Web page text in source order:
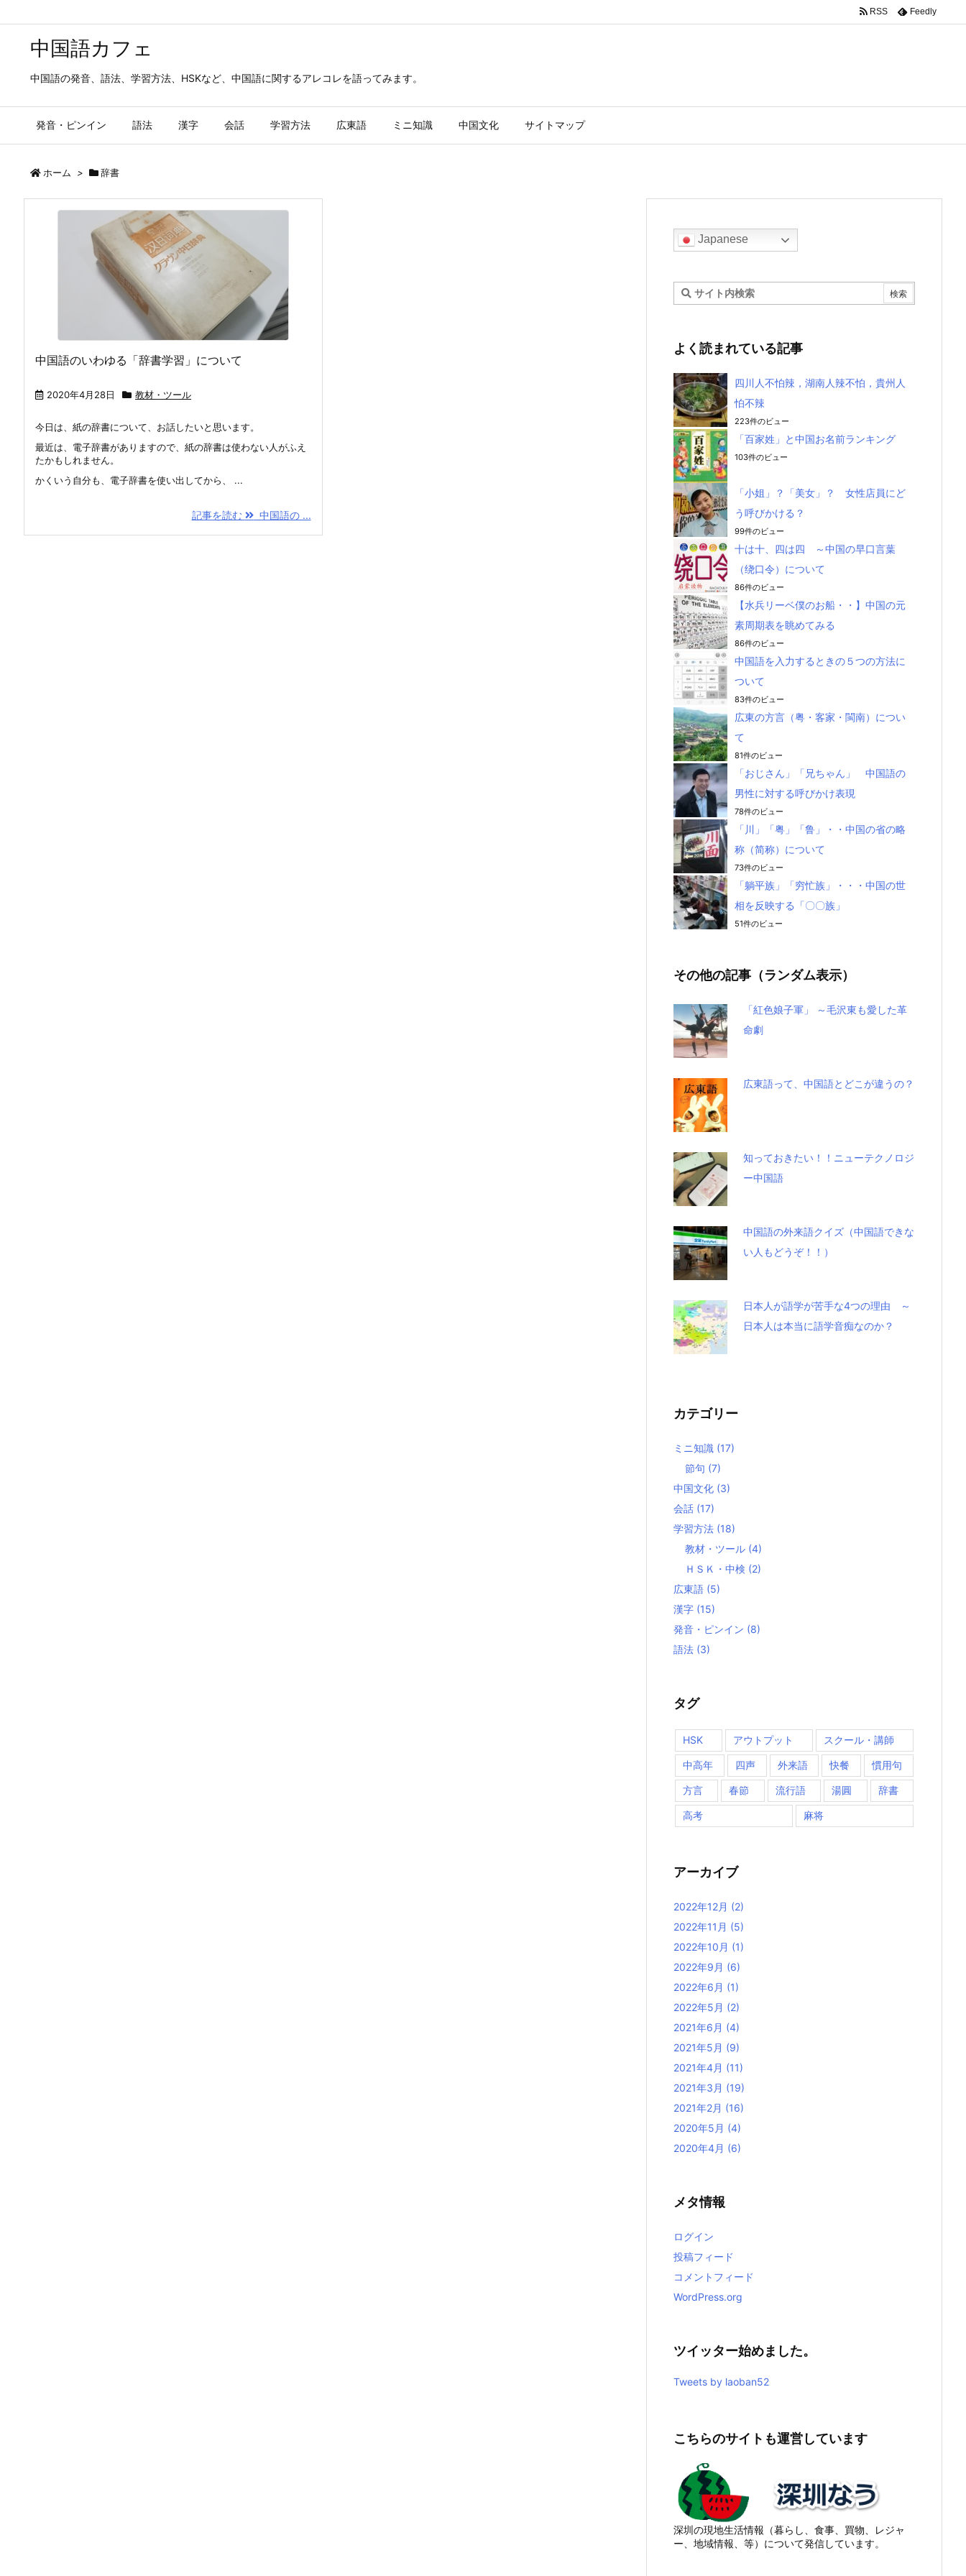
中国語カフェ
中国語の発音、語法、学習方法、HSKなど、中国語に関するアレコレを語ってみます。
発音・ピンイン 語法 漢字 会話 学習方法 広東語 ミニ知識 中国文化 サイトマップ
RSS Feedly
ホーム > 辞書
中国語のいわゆる「辞書学習」について
2020年4月28日 教材・ツール
今日は、紙の辞書について、お話したいと思います。
最近は、電子辞書がありますので、紙の辞書は使わない人がふえ
たかもしれません。
かくいう自分も、電子辞書を使い出してから、 ...
記事を読む 中国語の ...
Japanese
よく読まれている記事
四川人不怕辣，湖南人辣不怕，貴州人
怕不辣
223件のビュー
「百家姓」と中国お名前ランキング
103件のビュー
「小姐」？「美女」？ 女性店員にど
う呼びかける？
99件のビュー
十は十、四は四 ～中国の早口言葉
（绕口令）について
86件のビュー
【水兵リーベ僕のお船・・】中国の元
素周期表を眺めてみる
86件のビュー
中国語を入力するときの５つの方法に
ついて
83件のビュー
広東の方言（粤・客家・閩南）につい
て
81件のビュー
「おじさん」「兄ちゃん」 中国語の
男性に対する呼びかけ表現
78件のビュー
「川」「粤」「鲁」・・中国の省の略
称（简称）について
73件のビュー
「躺平族」「穷忙族」・・・中国の世
相を反映する「〇〇族」
51件のビュー
その他の記事（ランダム表示）
「紅色娘子軍」 ～毛沢東も愛した革
命劇
広東語って、中国語とどこが違うの？
知っておきたい！！ニューテクノロジ
ー中国語
中国語の外来語クイズ（中国語できな
い人もどうぞ！！）
日本人が語学が苦手な4つの理由 ～
日本人は本当に語学音痴なのか？
カテゴリー
ミニ知識 (17)
節句 (7)
中国文化 (3)
会話 (17)
学習方法 (18)
教材・ツール (4)
ＨＳＫ・中検 (2)
広東語 (5)
漢字 (15)
発音・ピンイン (8)
語法 (3)
タグ
HSK アウトプット スクール・講師
中高年 四声 外来語 快餐 慣用句
方言 春節 流行語 湯圓 辞書
高考 麻将
アーカイブ
2022年12月 (2)
2022年11月 (5)
2022年10月 (1)
2022年9月 (6)
2022年6月 (1)
2022年5月 (2)
2021年6月 (4)
2021年5月 (9)
2021年4月 (11)
2021年3月 (19)
2021年2月 (16)
2020年5月 (4)
2020年4月 (6)
メタ情報
ログイン
投稿フィード
コメントフィード
WordPress.org
ツイッター始めました。
Tweets by laoban52
こちらのサイトも運営しています
深圳の現地生活情報（暮らし、食事、買物、レジャ
ー、地域情報、等）について発信しています。